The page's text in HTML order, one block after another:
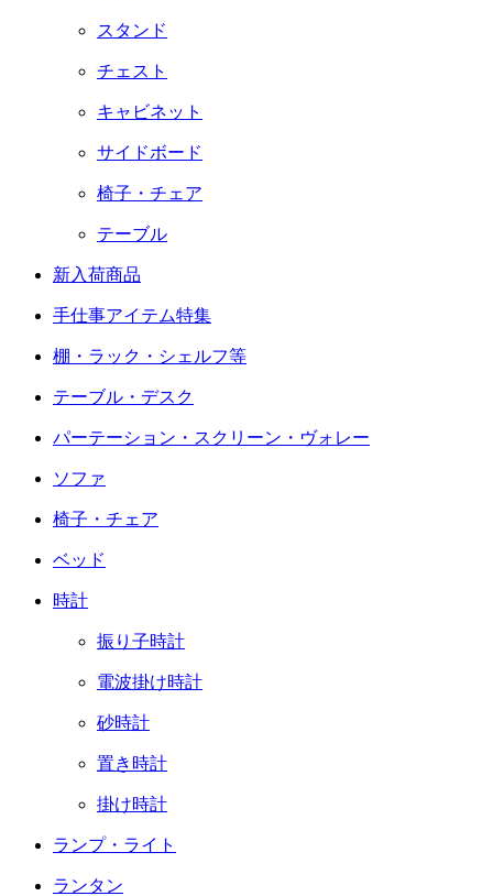
スタンド
チェスト
キャビネット
サイドボード
椅子・チェア
テーブル
新入荷商品
手仕事アイテム特集
棚・ラック・シェルフ等
テーブル・デスク
パーテーション・スクリーン・ヴォレー
ソファ
椅子・チェア
ベッド
時計
振り子時計
電波掛け時計
砂時計
置き時計
掛け時計
ランプ・ライト
ランタン